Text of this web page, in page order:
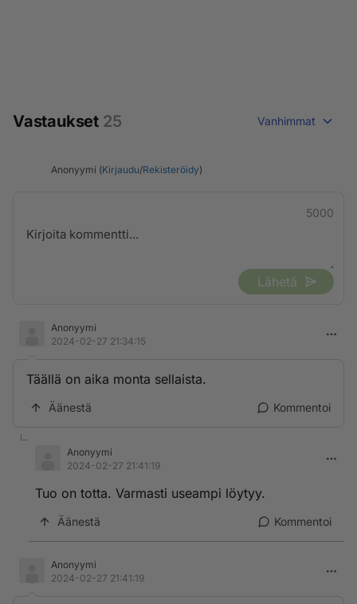
Vastaukset 25 Vanhimmat
Anonyymi (Kirjaudu/Rekisteröidy)
5000
Lähetä
Anonyymi
2024-02-27 21:34:15
Täällä on aika monta sellaista.
Äänestä Kommentoi
Anonyymi
2024-02-27 21:41:19
Tuo on totta. Varmasti useampi löytyy.
Äänestä Kommentoi
Anonyymi
2024-02-27 21:41:19